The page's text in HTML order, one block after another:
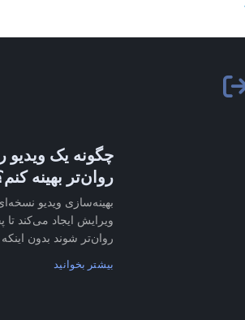
چگونه یک ویدیو
روان‌تر بهینه
بهینه‌سازی ویدیو
ویرایش ایجاد می‌کند
روان‌تر شوند بدون
بیشتر بخوانید